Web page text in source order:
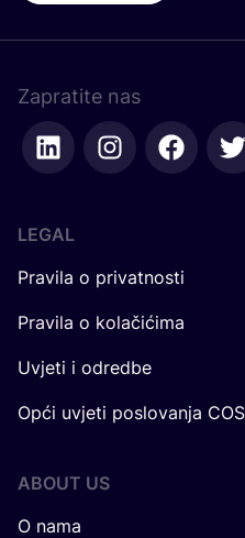
Zapratite nas
LEGAL
Pravila o privatnosti
Pravila o kolačićima
Uvjeti i odredbe
Opći uvjeti poslovanja
ABOUT US
O nama